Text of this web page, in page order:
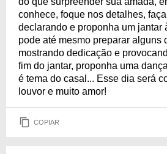
conhece, foque nos detalhes,
declarando e proponha um jantar
pode até mesmo preparar alguns
mostrando dedicação e
fim do jantar, proponha uma
é tema do casal... Esse dia será
louvor e muito amor!
COPIAR